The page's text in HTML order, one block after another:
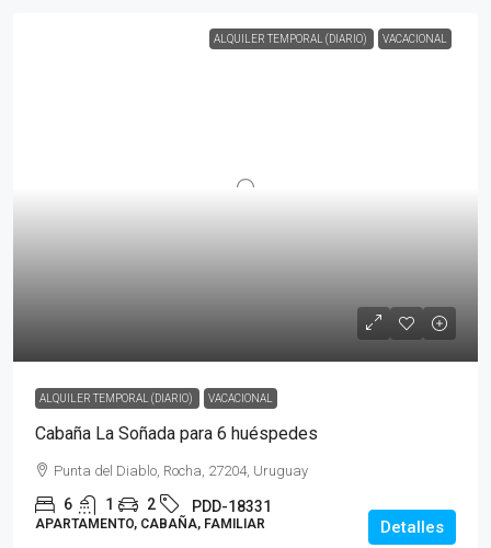
ALQUILER TEMPORAL (DIARIO) VACACIONAL
ALQUILER TEMPORAL (DIARIO) VACACIONAL
Cabaña La Soñada para 6 huéspedes
Punta del Diablo, Rocha, 27204, Uruguay
6 1 2 PDD-18331
APARTAMENTO, CABAÑA, FAMILIAR Detalles